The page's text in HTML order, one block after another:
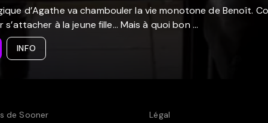
d’Agathe va chambouler la vie monotone de Benoît.
à la jeune fille… Mais à quoi bon ...
INFO
de Sooner Légal